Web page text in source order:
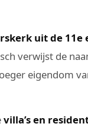
uit de 11e
verwijst de
eigendom
villa’s en